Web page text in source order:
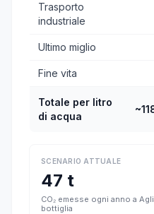
Trasporto
industriale
Ultimo miglio
Fine vita
Totale per litro
di acqua
SCENARIO ATTUALE
47 t
CO₂ emesse ogni anno a
bottiglia